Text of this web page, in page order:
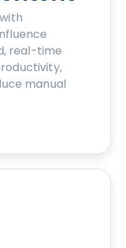
real-time
manual